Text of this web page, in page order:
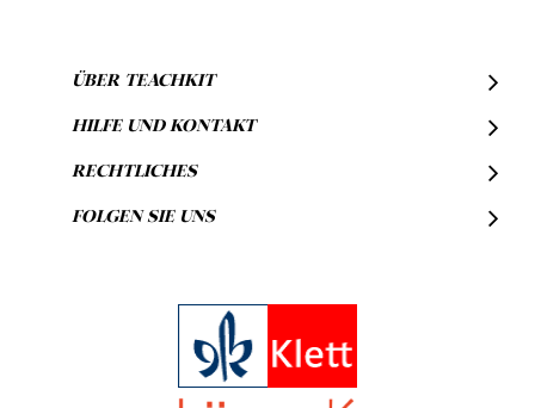
ÜBER TEACHKIT
HILFE UND KONTAKT
RECHTLICHES
FOLGEN SIE UNS